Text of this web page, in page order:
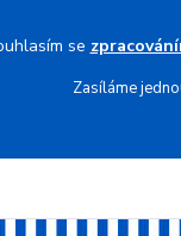
se
Zasíláme